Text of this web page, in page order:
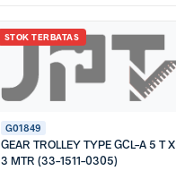
STOK TERBATAS
G01849
GEAR TROLLEY TYPE GCL-A 5 T X
3 MTR (33-1511-0305)